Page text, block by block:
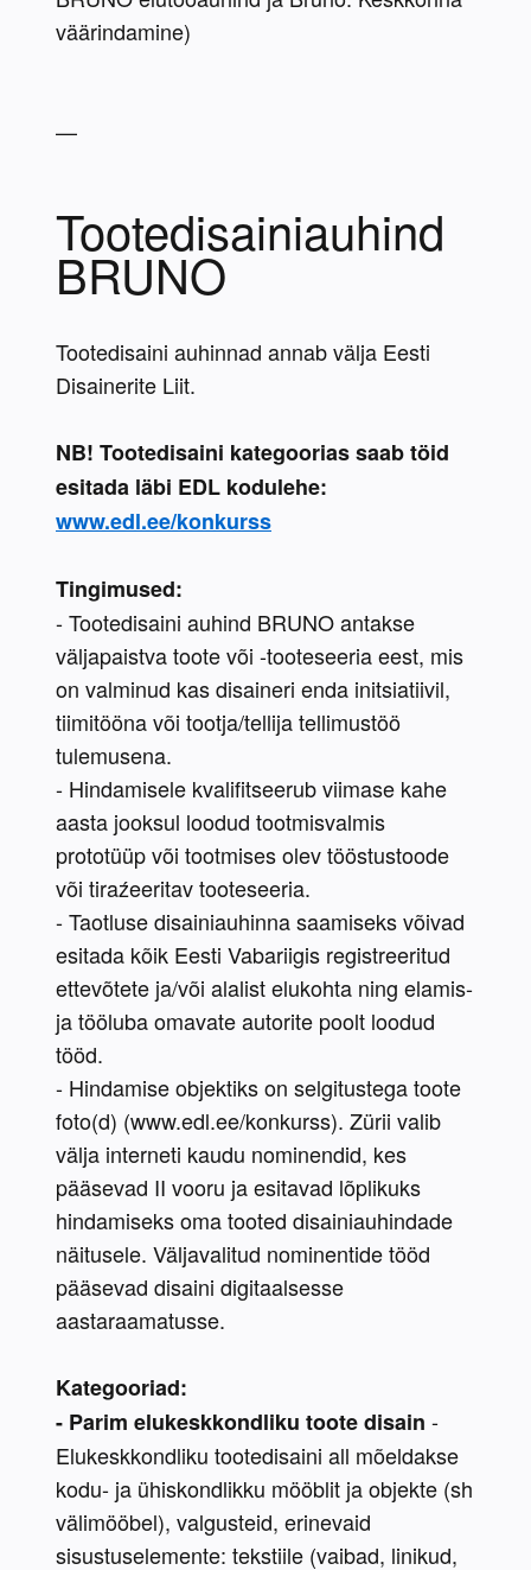
väärindamine)
—
Tootedisainiauhind
BRUNO
Tootedisaini auhinnad annab välja Eesti
Disainerite Liit.
NB! Tootedisaini kategoorias saab töid
esitada läbi EDL kodulehe:
www.edl.ee/konkurss
Tingimused:
- Tootedisaini auhind BRUNO antakse
väljapaistva toote või -tooteseeria eest, mis
on valminud kas disaineri enda initsiatiivil,
tiimitööna või tootja/tellija tellimustöö
tulemusena.
- Hindamisele kvalifitseerub viimase kahe
aasta jooksul loodud tootmisvalmis
prototüüp või tootmises olev tööstustoode
või tiraźeeritav tooteseeria.
- Taotluse disainiauhinna saamiseks võivad
esitada kõik Eesti Vabariigis registreeritud
ettevõtete ja/või alalist elukohta ning elamis-
ja tööluba omavate autorite poolt loodud
tööd.
- Hindamise objektiks on selgitustega toote
foto(d) (www.edl.ee/konkurss). Zürii valib
välja interneti kaudu nominendid, kes
pääsevad II vooru ja esitavad lõplikuks
hindamiseks oma tooted disainiauhindade
näitusele. Väljavalitud nominentide tööd
pääsevad disaini digitaalsesse
aastaraamatusse.
Kategooriad:
- Parim elukeskkondliku toote disain -
Elukeskkondliku tootedisaini all mõeldakse
kodu- ja ühiskondlikku mööblit ja objekte (sh
välimööbel), valgusteid, erinevaid
sisustuselemente: tekstiile (vaibad, linikud,